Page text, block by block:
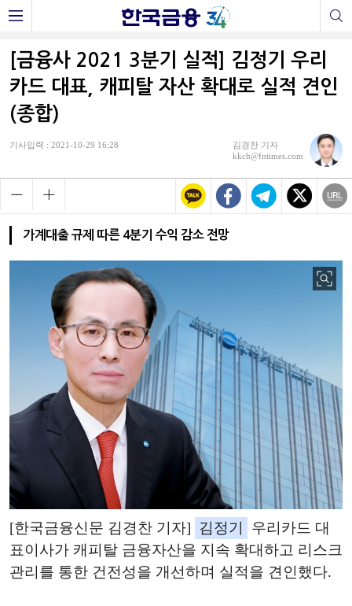
[금융사 2021 3분기 실적] 김정기 우리
카드 대표, 캐피탈 자산 확대로 실적 견인
(종합)
기사입력 : 2021-10-29 16:28
김경찬 기자
kkch@fntimes.com
가계대출 규제 따른 4분기 수익 감소 전망
[한국금융신문 김경찬 기자] 김정기
우리카드 대
표이사가 캐피탈 금융자산을 지속 확대하고 리스크
관리를 통한 건전성을 개선하며 실적을 견인했다.